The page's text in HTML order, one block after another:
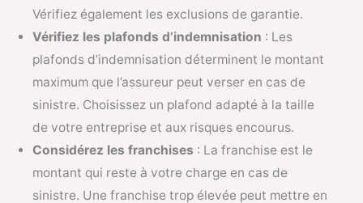
Vérifiez également les exclusions de garantie.
Vérifiez les plafonds d’indemnisation : Les
plafonds d’indemnisation déterminent le montant
maximum que l’assureur peut verser en cas de
sinistre. Choisissez un plafond adapté à la taille
de votre entreprise et aux risques encourus.
Considérez les franchises : La franchise est le
montant qui reste à votre charge en cas de
sinistre. Une franchise trop élevée peut mettre en